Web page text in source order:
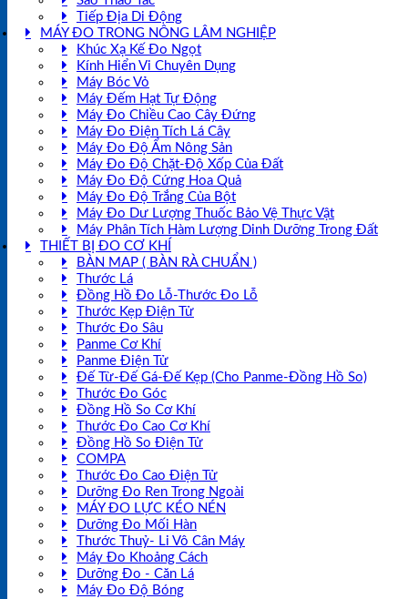
Tiếp Địa Di Động
MÁY ĐO TRONG NÔNG LÂM NGHIỆP
Khúc Xạ Kế Đo Ngọt
Kính Hiển Vi Chuyên Dụng
Máy Bóc Vỏ
Máy Đếm Hạt Tự Động
Máy Đo Chiều Cao Cây Đứng
Máy Đo Điện Tích Lá Cây
Máy Đo Độ Ẩm Nông Sản
Máy Đo Độ Chặt-Độ Xốp Của Đất
Máy Đo Độ Cứng Hoa Quả
Máy Đo Độ Trắng Của Bột
Máy Đo Dư Lượng Thuốc Bảo Vệ Thực Vật
Máy Phân Tích Hàm Lượng Dinh Dưỡng Trong Đất
THIẾT BỊ ĐO CƠ KHÍ
BÀN MAP ( BÀN RÀ CHUẨN )
Thước Lá
Đồng Hồ Đo Lỗ-Thước Đo Lỗ
Thước Kẹp Điện Tử
Thước Đo Sâu
Panme Cơ Khí
Panme Điện Tử
Đế Từ-Đế Gá-Đế Kẹp (Cho Panme-Đồng Hồ So)
Thước Đo Góc
Đồng Hồ So Cơ Khí
Thước Đo Cao Cơ Khí
Đồng Hồ So Điện Tử
COMPA
Thước Đo Cao Điện Tử
Dưỡng Đo Ren Trong Ngoài
MÁY ĐO LỰC KÉO NÉN
Dưỡng Đo Mối Hàn
Thước Thuỷ- Li Vô Cân Máy
Máy Đo Khoảng Cách
Dưỡng Đo - Căn Lá
Máy Đo Độ Bóng